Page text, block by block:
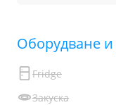
Обoрудване и
Fridge
Закуска